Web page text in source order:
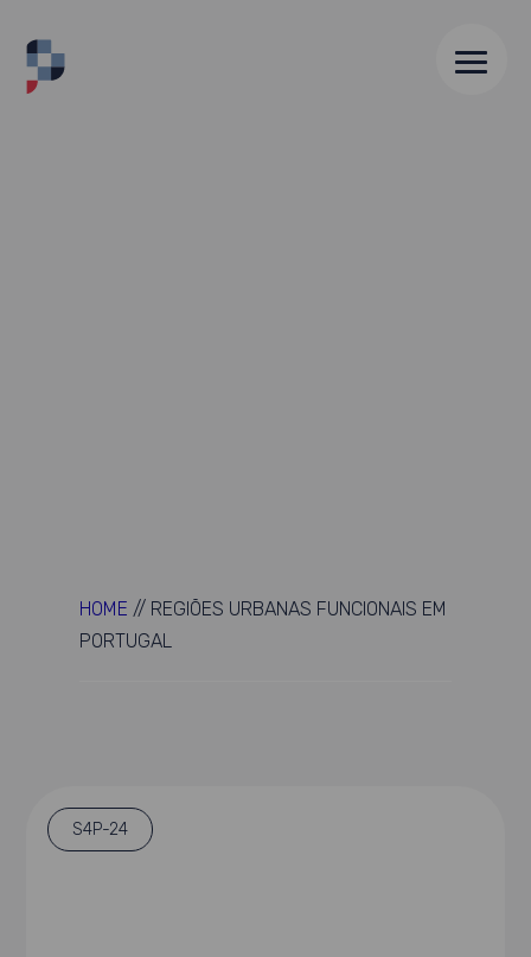
HOME // REGIÕES URBANAS FUNCIONAIS EM
PORTUGAL
S4P-24